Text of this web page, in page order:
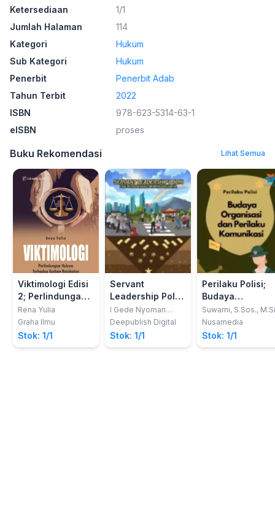
Ketersediaan
1/1
Jumlah Halaman
114
Kategori
Hukum
Sub Kategori
Hukum
Penerbit
Penerbit Adab
Tahun Terbit
2022
ISBN
978-623-5314-63-1
eISBN
proses
Buku Rekomendasi Lihat Semua
Viktimologi Edisi
2; Perlindungan
Hukum Terhadap
Korban
Kejahatan
Rena Yulia
Graha Ilmu
Stok: 1/1
Servant
Leadership Polri
dan Budaya yang
Memengaruhinya
I Gede Nyoman
Bratasena
Deepublish Digital
Stok: 1/1
Perilaku Polisi;
Budaya
Organisasi dan
Perilaku
Komunikasi
Suwarni, S.Sos., M.Si
Nusamedia
Stok: 1/1